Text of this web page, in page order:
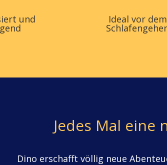
und Ideal vor dem
Jedes Mal eine
Dino erschafft völlig neue